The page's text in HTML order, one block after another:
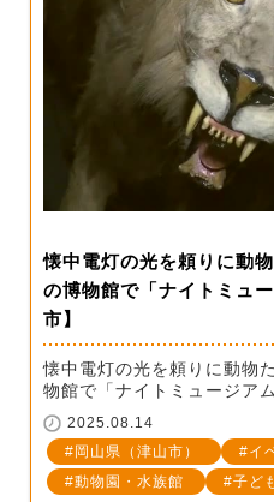
懐中電灯の光を頼りに動
の博物館で「ナイトミュ
市】
懐中電灯の光を頼りに動物
物館で「ナイトミュージア
2025.08.14
岡山県（津山市）
イ
動物園・水族館
子ど